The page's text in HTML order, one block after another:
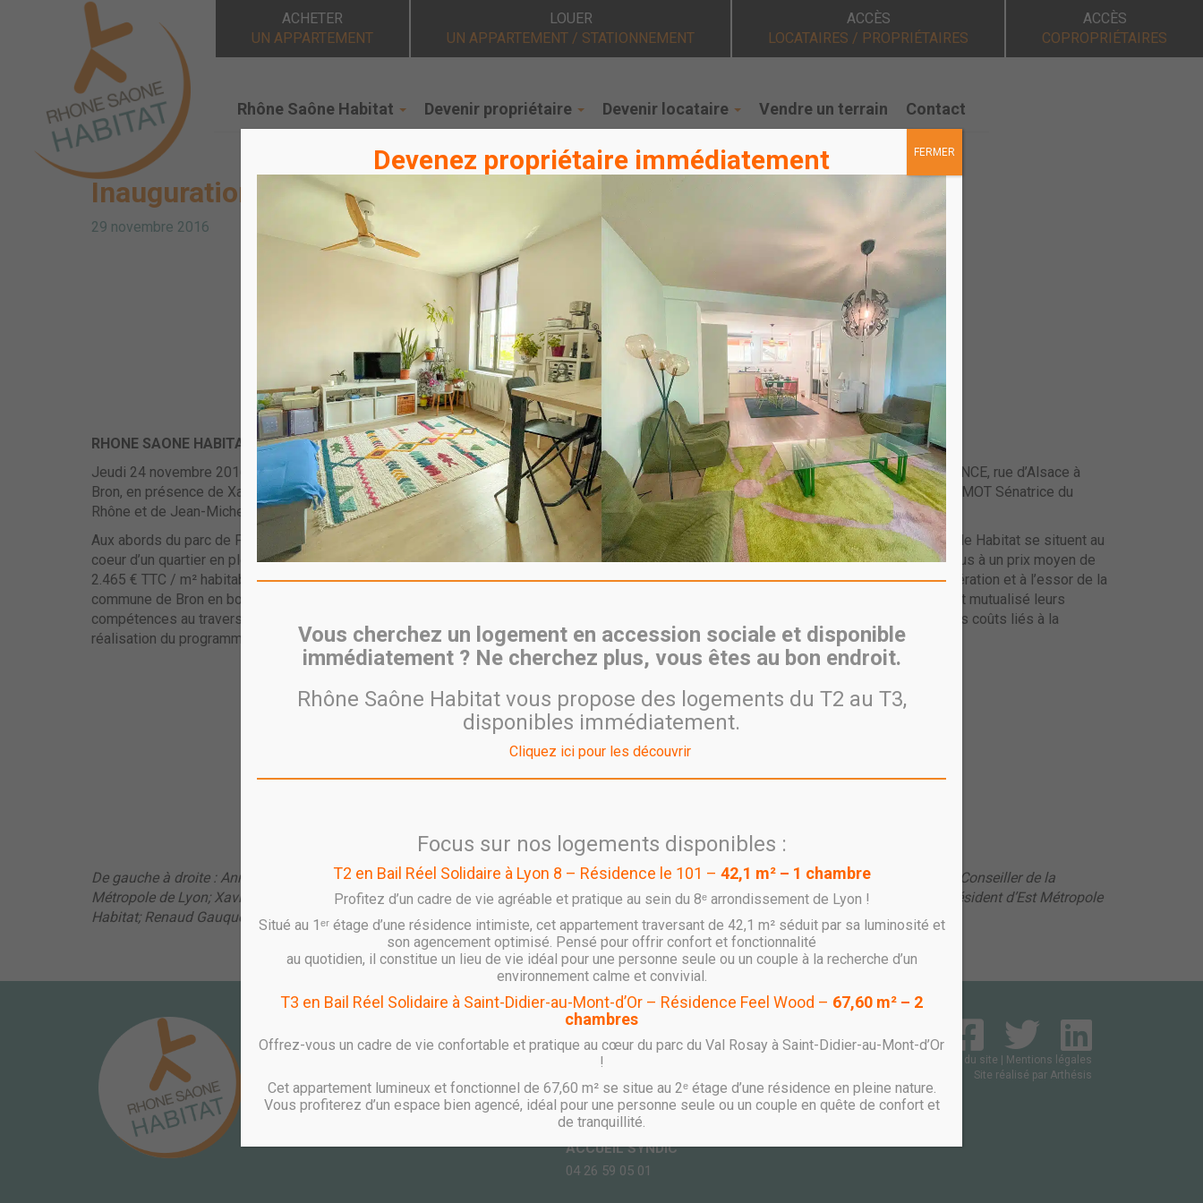
ACHETER
UN APPARTEMENT
LOUER
UN APPARTEMENT / STATIONNEMENT
ACCÈS
LOCATAIRES / PROPRIÉTAIRES
ACCÈS
COPROPRIÉTAIRES
Rhône Saône Habitat Devenir propriétaire Devenir locataire Vendre un terrain Contact
Inauguration de la résidence Alezan à Bron
29 novembre 2016
RHONE SAONE HABITAT et Est Métropole Habitat s’associent et inaugurent les résidences Alezan et Mendès France à Bron.
Jeudi 24 novembre 2016 à 11h30, RHONE SAONE HABITAT et Est Métropole Habitat ont inauguré les résidences ALEZAN et MENDES FRANCE, rue d’Alsace à
Bron, en présence de Xavier Inglebert, Préfet délégué à l’égalité des chances, Secrétaire général de la préfecture du Rhône, d’Annie GUILLEMOT Sénatrice du
Rhône et de Jean-Michel LONGUEVAL, Maire de Bron.
Aux abords du parc de Parilly et de l’université Lyon 2, les résidences Alezan de RHONE SAONE HABITAT et Mendès France d’Est Métropole Habitat se situent au
coeur d’un quartier en pleine mutation. Elles accueillent respectivement 23 logements en accession sociale à la propriété du T2 au T4, vendus à un prix moyen de
2.465 € TTC / m² habitable, et 32 logements locatifs sociaux du T2 au T5. Ce projet collectif répond aux besoins de logements de l’agglomération et à l’essor de la
commune de Bron en bordure de Saint-Priest. RHONE SAONE HABITAT et Est Métropole Habitat, tous deux membres du GIE Est Habitat, ont mutualisé leurs
compétences au travers d’une convention de co-maîtrise d’ouvrage ayant pour objectif de rationaliser techniquement et économiquement les coûts liés à la
réalisation du programme.
De gauche à droite : Annie Guillemot, Sénatrice du Rhône, Vice-Présidente de la Métropole de Lyon; Jean-Michel Longueval, Maire de Bron, Conseiller de la
Métropole de Lyon; Xavier Inglebert, Préfet délégué à l’égalité des chances, Secrétaire général de la préfecture du Rhône; Jean-Paul Bret, Président d’Est Métropole
Habitat; Renaud Gauquelin, député du canton de Bron; Benoît Tracol, Directeur Général de RHONE SAONE HABITAT.
10 avenue des Canuts
CS 10036
69517 VAULX EN VELIN CEDEX
TÉLÉPHONE
ACCUEIL COMMERCIAL
04 26 59 05 23
ACCUEIL LOCATIF
04 26 59 05 02
ACCUEIL SYNDIC
04 26 59 05 01
Plan du site
Mentions légales
Site réalisé par Arthésis
Devenez propriétaire immédiatement
Vous cherchez un logement en accession sociale et disponible
immédiatement ? Ne cherchez plus, vous êtes au bon endroit.
Rhône Saône Habitat vous propose des logements du T2 au T3,
disponibles immédiatement.
Cliquez ici pour les découvrir
Focus sur nos logements disponibles :
T2 en Bail Réel Solidaire à Lyon 8 – Résidence le 101 – 42,1 m² – 1 chambre
Profitez d’un cadre de vie agréable et pratique au sein du 8ᵉ arrondissement de Lyon !
Situé au 1ᵉʳ étage d’une résidence intimiste, cet appartement traversant de 42,1 m² séduit par sa luminosité et
son agencement optimisé. Pensé pour offrir confort et fonctionnalité
au quotidien, il constitue un lieu de vie idéal pour une personne seule ou un couple à la recherche d’un
environnement calme et convivial.
T3 en Bail Réel Solidaire à Saint-Didier-au-Mont-d’Or – Résidence Feel Wood – 67,60 m² – 2
chambres
Offrez-vous un cadre de vie confortable et pratique au cœur du parc du Val Rosay à Saint-Didier-au-Mont-d’Or
!
Cet appartement lumineux et fonctionnel de 67,60 m² se situe au 2ᵉ étage d’une résidence en pleine nature.
Vous profiterez d’un espace bien agencé, idéal pour une personne seule ou un couple en quête de confort et
de tranquillité.
FERMER